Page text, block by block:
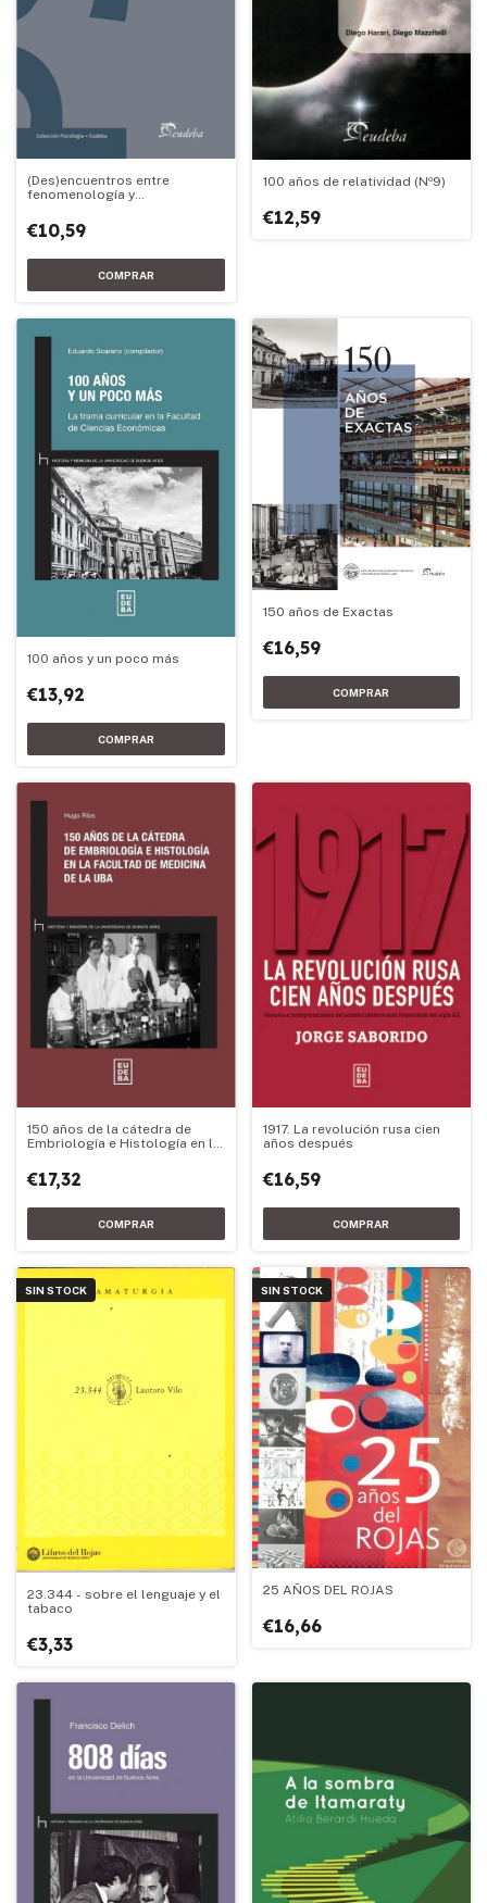
(Des)encuentros entre
fenomenología y
€10,59
100 años de relatividad (Nº9)
€12,59
100 años y un poco más
€13,92
150 años de Exactas
€16,59
150 años de la cátedra de
Embriología e Histología en la
UBA
€17,32
1917. La revolución rusa cien
años después
€16,59
SIN STOCK
23.344 - sobre el lenguaje y el
tabaco
€3,33
SIN STOCK
25 AÑOS DEL ROJAS
€16,66